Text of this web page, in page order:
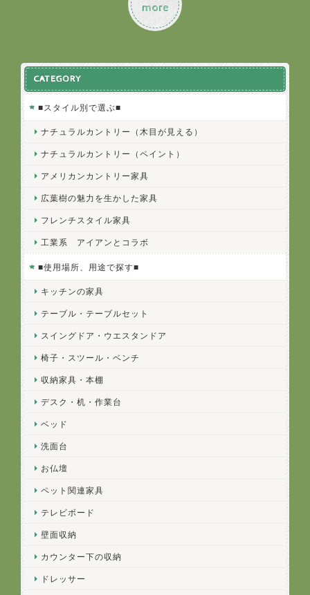
more
CATEGORY
■スタイル別で選ぶ■
ナチュラルカントリー（木目が見える）
ナチュラルカントリー（ペイント）
アメリカンカントリー家具
広葉樹の魅力を生かした家具
フレンチスタイル家具
工業系 アイアンとコラボ
■使用場所、用途で探す■
キッチンの家具
テーブル・テーブルセット
スイングドア・ウエスタンドア
椅子・スツール・ベンチ
収納家具・本棚
デスク・机・作業台
ベッド
洗面台
お仏壇
ペット関連家具
テレビボード
壁面収納
カウンター下の収納
ドレッサー